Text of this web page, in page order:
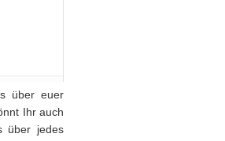
über euer
Ihr auch
über jedes